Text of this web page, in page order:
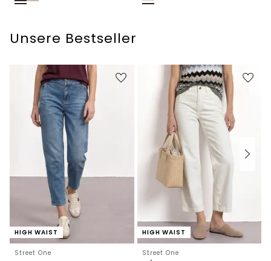
Unsere Bestseller
HIGH WAIST
Street One
HIGH WAIST
Street One